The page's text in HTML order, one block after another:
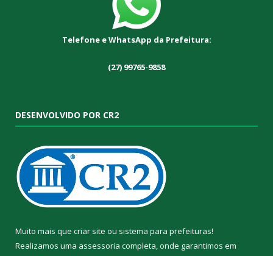
Telefone e WhatsApp da Prefeitura:
(27) 99765-9858
DESENVOLVIDO POR CR2
Muito mais que criar site ou sistema para prefeituras!
Realizamos uma assessoria completa, onde garantimos em